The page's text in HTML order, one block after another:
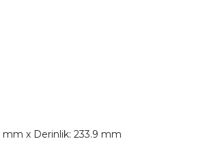
mm x Derinlik: 233.9 mm